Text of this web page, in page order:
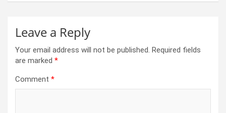
Leave a Reply
Your email address will not be published. Required fields
are marked *
Comment *